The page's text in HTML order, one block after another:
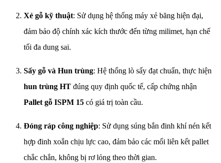
Xẻ gỗ kỹ thuật: Sử dụng hệ thống máy xẻ băng hiện đại,
đảm bảo độ chính xác kích thước đến từng milimet, hạn chế
tối đa dung sai.
Sấy gỗ và Hun trùng: Hệ thống lò sấy đạt chuẩn, thực hiện
hun trùng HT đúng quy định quốc tế, cấp chứng nhận
Pallet gỗ ISPM 15 có giá trị toàn cầu.
Đóng ráp công nghiệp: Sử dụng súng bắn đinh khí nén kết
hợp đinh xoắn chịu lực cao, đảm bảo các mối liên kết pallet
chắc chắn, không bị rơ lỏng theo thời gian.